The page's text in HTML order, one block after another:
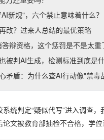
新规"，六个禁止意味着什么？
改？过来人总结的最优策略
辩资格，这个惩罚是不是太重
被判AI生成，检测标准到底是什
矛盾：为什么查AI行动像"禁毒
统判定“疑似代写”进入调查，
论文被教育部抽检不合格，学